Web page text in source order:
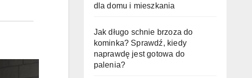
dla domu i mieszkania
Jak długo schnie brzoza do
kominka? Sprawdź, kiedy
naprawdę jest gotowa do
palenia?